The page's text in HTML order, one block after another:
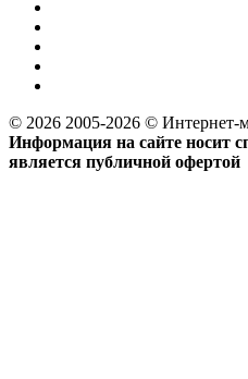
© 2026 2005-2026 © Интернет-
Информация на сайте носит
является публичной офертой